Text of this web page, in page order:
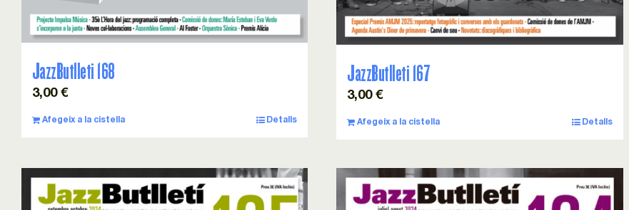
JazzButlleti 168
3,00 €
Afegeix a la cistella Detalls
JazzButlleti 167
3,00€
Afegeix a la cistella Detalls